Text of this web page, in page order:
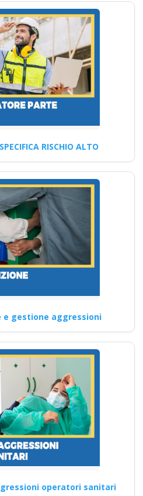
ai
sicurezza sul
accordo…
sul lavoro
e come
l'attestato
corso
rspp
lavoratori
medio
alto
Offerte per…
Continua
RISCHIO ALTO
e gestione aggressioni
operatori sanitari